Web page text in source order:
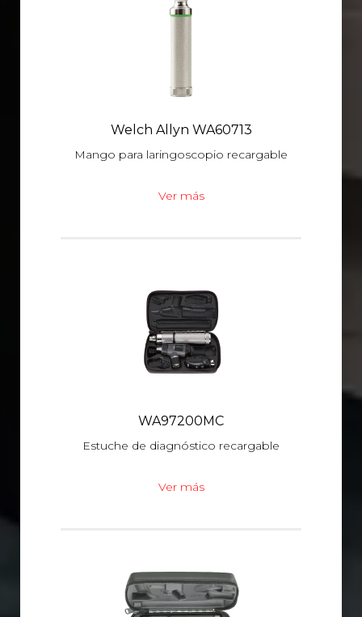
Welch Allyn WA60713
Mango para laringoscopio recargable
Ver más
WA97200MC
Estuche de diagnóstico recargable
Ver más